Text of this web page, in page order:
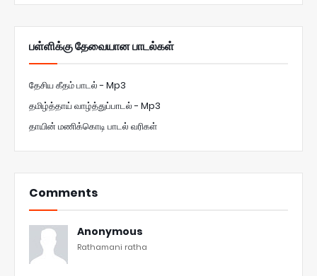
பள்ளிக்கு தேவையான பாடல்கள்
தேசிய கீதம் பாடல் - Mp3
தமிழ்த்தாய் வாழ்த்துப்பாடல் - Mp3
தாயின் மணிக்கொடி பாடல் வரிகள்
Comments
Anonymous
Rathamani ratha